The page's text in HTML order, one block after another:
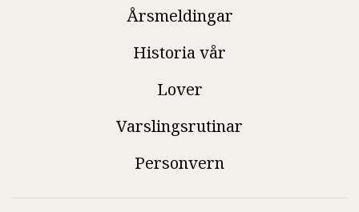
Årsmeldingar
Historia vår
Lover
Varslingsrutinar
Personvern